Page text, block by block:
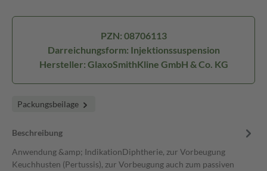
PZN: 08706113
Darreichungsform: Injektionssuspension
Hersteller: GlaxoSmithKline GmbH & Co. KG
Packungsbeilage
Beschreibung
Anwendung &amp; IndikationDiphtherie, zur Vorbeugung
Keuchhusten (Pertussis), zur Vorbeugung auch zum passiven